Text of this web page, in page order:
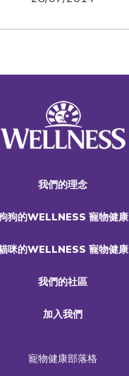
我們的理念
狗的WELLNESS 寵物健康
咪的WELLNESS 寵物健康
我們的社區
加入我們
寵物健康部落格